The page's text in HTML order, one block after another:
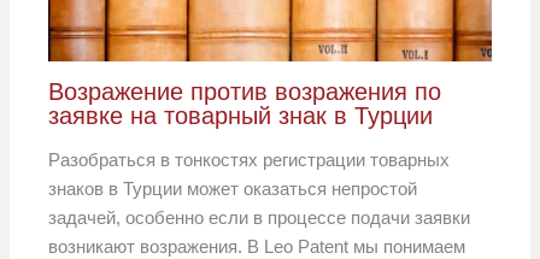
Возражение против возражения по
заявке на товарный знак в Турции
Разобраться в тонкостях регистрации товарных
знаков в Турции может оказаться непростой
задачей, особенно если в процессе подачи заявки
возникают возражения. В Leo Patent мы понимаем